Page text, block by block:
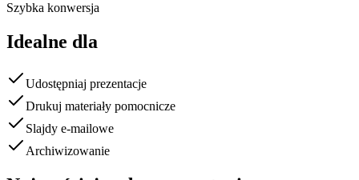
Szybka konwersja
Idealne dla
Udostępniaj prezentacje
Drukuj materiały pomocnicze
Slajdy e-mailowe
Archiwizowanie